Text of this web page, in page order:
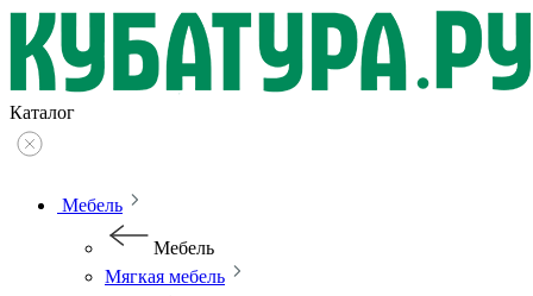
Каталог
Мебель
Мебель
Мягкая мебель